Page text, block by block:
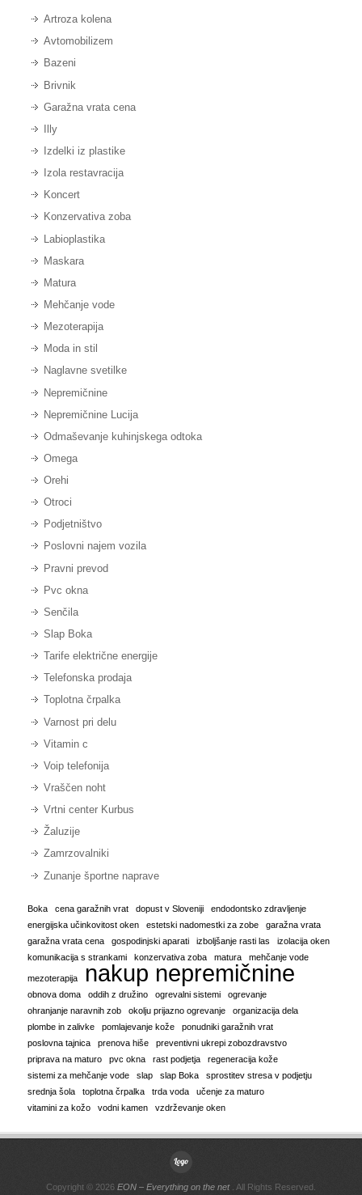
Artroza kolena
Avtomobilizem
Bazeni
Brivnik
Garažna vrata cena
Illy
Izdelki iz plastike
Izola restavracija
Koncert
Konzervativa zoba
Labioplastika
Maskara
Matura
Mehčanje vode
Mezoterapija
Moda in stil
Naglavne svetilke
Nepremičnine
Nepremičnine Lucija
Odmaševanje kuhinjskega odtoka
Omega
Orehi
Otroci
Podjetništvo
Poslovni najem vozila
Pravni prevod
Pvc okna
Senčila
Slap Boka
Tarife električne energije
Telefonska prodaja
Toplotna črpalka
Varnost pri delu
Vitamin c
Voip telefonija
Vraščen noht
Vrtni center Kurbus
Žaluzije
Zamrzovalniki
Zunanje športne naprave
Boka cena garažnih vrat dopust v Sloveniji
endodontsko zdravljenje
energijska učinkovitost oken
estetski nadomestki za zobe
garažna vrata
garažna vrata cena
gospodinjski aparati izboljšanje rasti las
izolacija oken
komunikacija s strankami
konzervativa zoba matura mehčanje vode
mezoterapija nakup nepremičnine
obnova doma oddih z družino ogrevalni sistemi
ogrevanje
ohranjanje naravnih zob
okolju prijazno ogrevanje
organizacija dela
plombe in zalivke
pomlajevanje kože
ponudniki garažnih vrat
poslovna tajnica
prenova hiše
preventivni ukrepi zobozdravstvo
priprava na maturo
pvc okna rast podjetja
regeneracija kože
sistemi za mehčanje vode
slap slap Boka
sprostitev stresa v podjetju
srednja šola
toplotna črpalka trda voda
učenje za maturo
vitamini za kožo
vodni kamen vzdrževanje oken
Copyright © 2026 EON – Everything on the net. All Rights Reserved.